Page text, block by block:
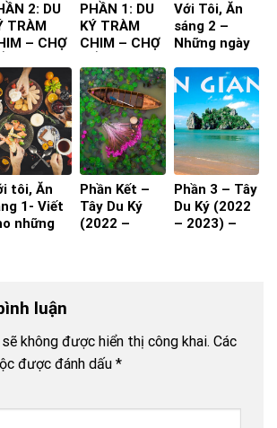
2: DU
TRÀM
– CHỢ
PHẦN 1: DU
KÝ TRÀM
CHIM – CHỢ
Với Tôi, Ăn
sáng 2 –
Những ngày
(Phần 2)
tôi, Ăn
1- Viết
những
Phần Kết –
Tây Du Ký
(2022 –
Phần 3 – Tây
Du Ký (2022
– 2023) –
luận
sẽ không được hiển thị công khai. Các
được đánh dấu *